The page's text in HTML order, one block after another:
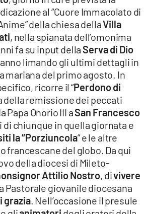
al “Cuore Immacolato di
della chiesa dellaVilla
, nella spianata dell’omonima
fa su input dellaServa di Dio
limando gli ultimi dettagli in
mariana del primo agosto. In
ricorre il “Perdono di
della remissione dei peccati
Papa Onorio III aSan Francesco
di chiunque in quella giornata e
la “Porziuncola” e le altre
francescane del globo. Da qui
della diocesi di Mileto-
Attilio Nostro, divivere
Pastorale giovanile diocesana
grazia. Nell’occasione il presule